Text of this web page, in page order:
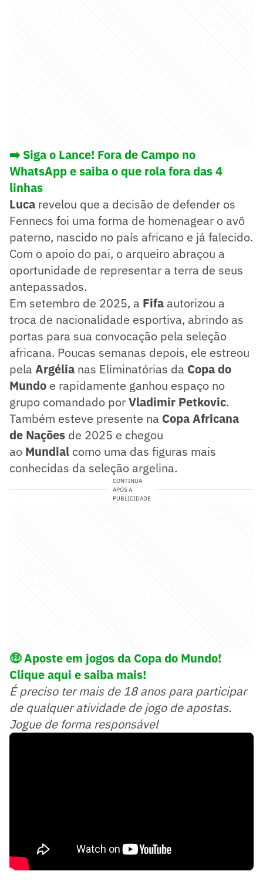
➡️ Siga o Lance! Fora de Campo no
WhatsApp e saiba o que rola fora das 4
linhas
Luca revelou que a decisão de defender os
Fennecs foi uma forma de homenagear o avô
paterno, nascido no país africano e já falecido.
Com o apoio do pai, o arqueiro abraçou a
oportunidade de representar a terra de seus
antepassados.
Em setembro de 2025, a Fifa autorizou a
troca de nacionalidade esportiva, abrindo as
portas para sua convocação pela seleção
africana. Poucas semanas depois, ele estreou
pela Argélia nas Eliminatórias da Copa do
Mundo e rapidamente ganhou espaço no
grupo comandado porVladimir Petkovic.
Também esteve presente na Copa Africana
de Nações de 2025 e chegou
ao Mundial como uma das figuras mais
conhecidas da seleção argelina.
CONTINUA
APÓS A
PUBLICIDADE
🤑Aposte em jogos da Copa do Mundo!
Clique aqui e saiba mais!
É preciso ter mais de 18 anos para participar
de qualquer atividade de jogo de apostas.
Jogue de forma responsável